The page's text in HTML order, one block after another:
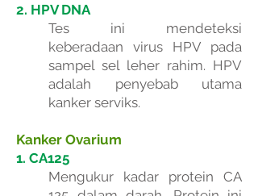
2. HPV DNA
Tes ini mendeteksi
keberadaan virus HPV pada
sampel sel leher rahim. HPV
adalah penyebab utama
kanker serviks.
Kanker Ovarium
1. CA125
Mengukur kadar protein CA